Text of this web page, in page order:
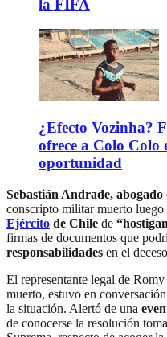
la FIFA
¿Efecto Vozinha?
ofrece a Colo Colo
oportunidad
Sebastián Andrade,
conscripto militar muerto luego
Ejército de Chile de
firmas de documentos que
responsabilidades en el
El representante legal de
muerto, estuvo en
la situación. Alertó de una
de conocerse la resolución